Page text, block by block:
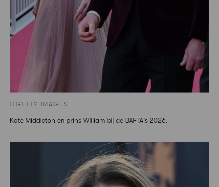
©GETTY IMAGES
Kate Middleton en prins William bij de BAFTA's 2026.